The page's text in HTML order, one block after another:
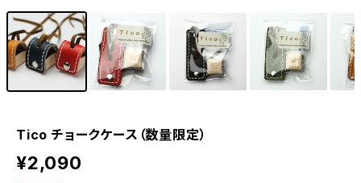
Tico チョークケース（数量限定）
¥2,090